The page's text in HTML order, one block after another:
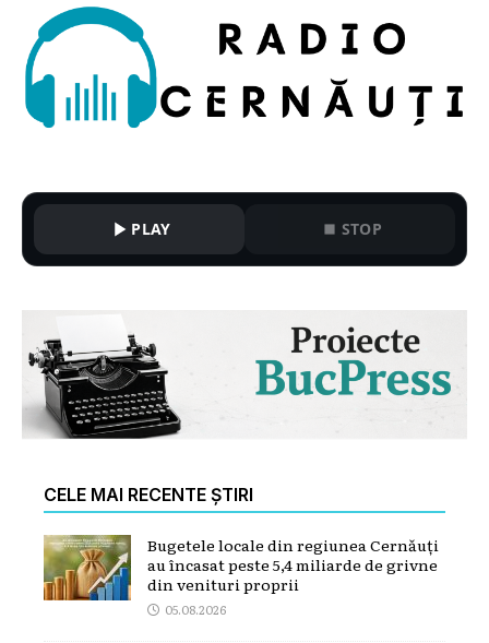
PLAY STOP
CELE MAI RECENTE ȘTIRI
Bugetele locale din regiunea Cernăuți
au încasat peste 5,4 miliarde de grivne
din venituri proprii
05.08.2026